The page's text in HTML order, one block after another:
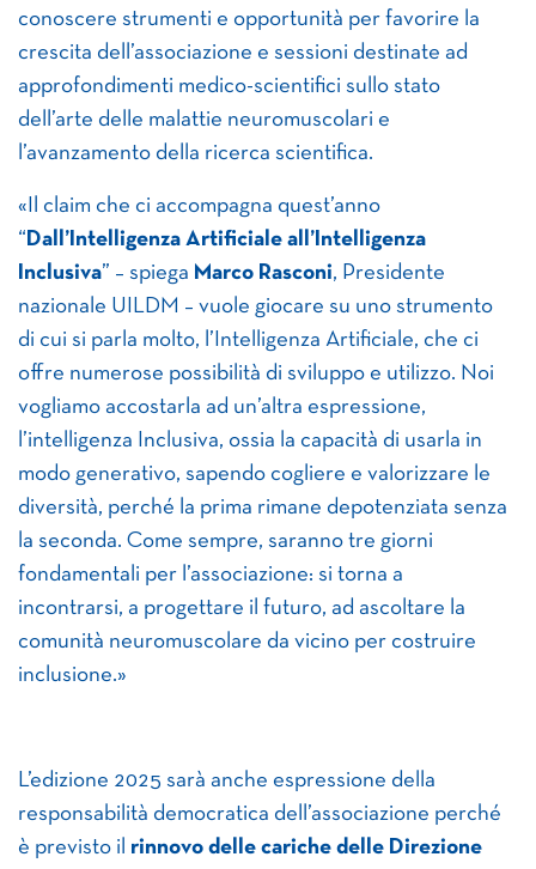
conoscere strumenti e opportunità per favorire la
crescita dell’associazione e sessioni destinate ad
approfondimenti medico-scientifici sullo stato
dell’arte delle malattie neuromuscolari e
l’avanzamento della ricerca scientifica.
«Il claim che ci accompagna quest’anno
“ Dall’Intelligenza Artificiale all’Intelligenza
Inclusiva” – spiega Marco Rasconi, Presidente
nazionale UILDM – vuole giocare su uno strumento
di cui si parla molto, l’Intelligenza Artificiale, che ci
offre numerose possibilità di sviluppo e utilizzo. Noi
vogliamo accostarla ad un’altra espressione,
l’intelligenza Inclusiva, ossia la capacità di usarla in
modo generativo, sapendo cogliere e valorizzare le
diversità, perché la prima rimane depotenziata senza
la seconda. Come sempre, saranno tre giorni
fondamentali per l’associazione: si torna a
incontrarsi, a progettare il futuro, ad ascoltare la
comunità neuromuscolare da vicino per costruire
inclusione.»
L’edizione 2025 sarà anche espressione della
responsabilità democratica dell’associazione perché
è previsto il rinnovo delle cariche delle Direzione